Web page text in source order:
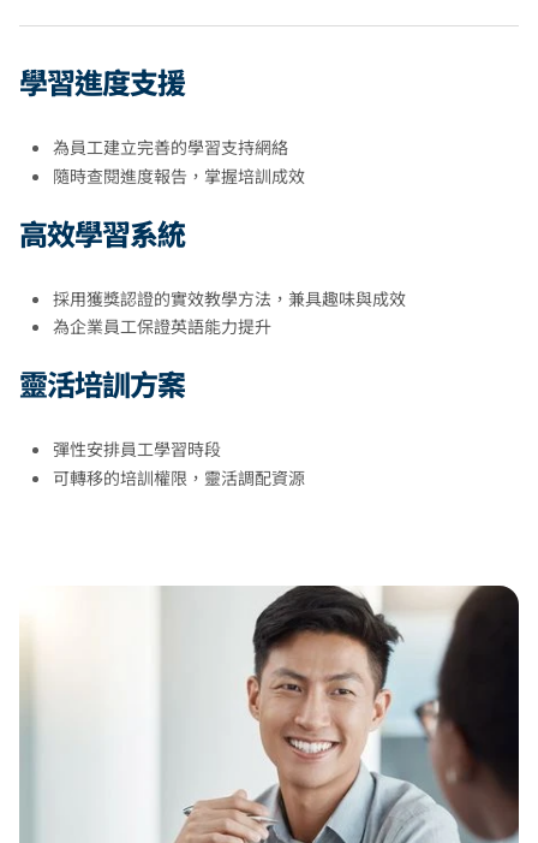
學習進度支援
為員工建立完善的學習支持網絡
隨時查閱進度報告，掌握培訓成效
高效學習系統
採用獲獎認證的實效教學方法，兼具趣味與成效
為企業員工保證英語能力提升
靈活培訓方案
彈性安排員工學習時段
可轉移的培訓權限，靈活調配資源